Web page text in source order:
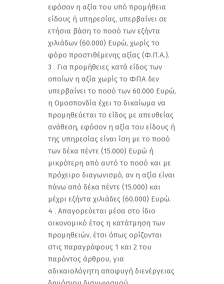
εφόσον η αξία του υπό προμήθεια
είδους ή υπηρεσίας, υπερβαίνει σε
ετήσια βάση το ποσό των εξήντα
χιλιάδων (60.000) Ευρώ, χωρίς το
φόρο προστιθέμενης αξίας (Φ.Π.Α.).
3 . Για προμήθειες κατά είδος των
οποίων η αξία χωρίς το ΦΠΑ δεν
υπερβαίνει το ποσό των 60.000 Ευρώ,
η Ομοσπονδία έχει το δικαίωμα να
προμηθεύεται το είδος με απευθείας
ανάθεση, εφόσον η αξία του είδους ή
της υπηρεσίας είναι ίση με το ποσό
των δέκα πέντε (15.000) Ευρώ ή
μικρότερη από αυτό το ποσό και με
πρόχειρο διαγωνισμό, αν η αξία είναι
πάνω από δέκα πέντε (15.000) και
μέχρι εξήντα χιλιάδες (60.000) Ευρώ.
4 . Απαγορεύεται μέσα στο ίδιο
οικονομικό έτος η κατάτμηση των
προμηθειών, έτσι όπως ορίζονται
στις παραγράφους 1 και 2 του
παρόντος άρθρου, για
αδικαιολόγητη αποφυγή διενέργειας